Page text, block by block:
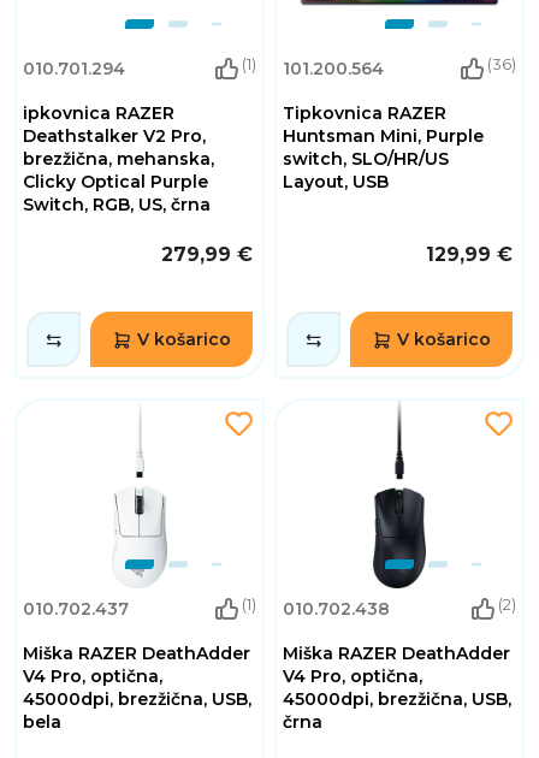
010.701.294 (1)
ipkovnica RAZER
Deathstalker V2 Pro,
brezžična, mehanska,
Clicky Optical Purple
Switch, RGB, US, črna
279,99 €
V košarico
101.200.564 (36)
Tipkovnica RAZER
Huntsman Mini, Purple
switch, SLO/HR/US
Layout, USB
129,99 €
V košarico
010.702.437 (1)
Miška RAZER DeathAdder
V4 Pro, optična,
45000dpi, brezžična, USB,
bela
010.702.438 (2)
Miška RAZER DeathAdder
V4 Pro, optična,
45000dpi, brezžična, USB,
črna